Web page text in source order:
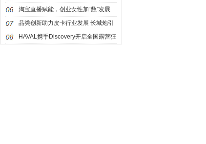
淘宝直播赋能，创业女性加“数”发展
品类创新助力皮卡行业发展 长城炮引
领皮卡3.0多用途乘用化时代
HAVAL携手Discovery开启全国露营狂